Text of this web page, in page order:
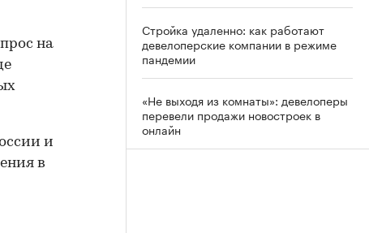
на
и
в
Стройка удаленно: как работают
девелоперские компании в режиме
пандемии
«Не выходя из комнаты»: девелоперы
перевели продажи новостроек в
онлайн